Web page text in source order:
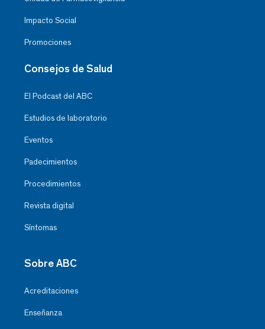
Impacto Social
Promociones
Consejos de Salud
El Podcast del ABC
Estudios de laboratorio
Eventos
Padecimientos
Procedimientos
Revista digital
Síntomas
Sobre ABC
Acreditaciones
Enseñanza